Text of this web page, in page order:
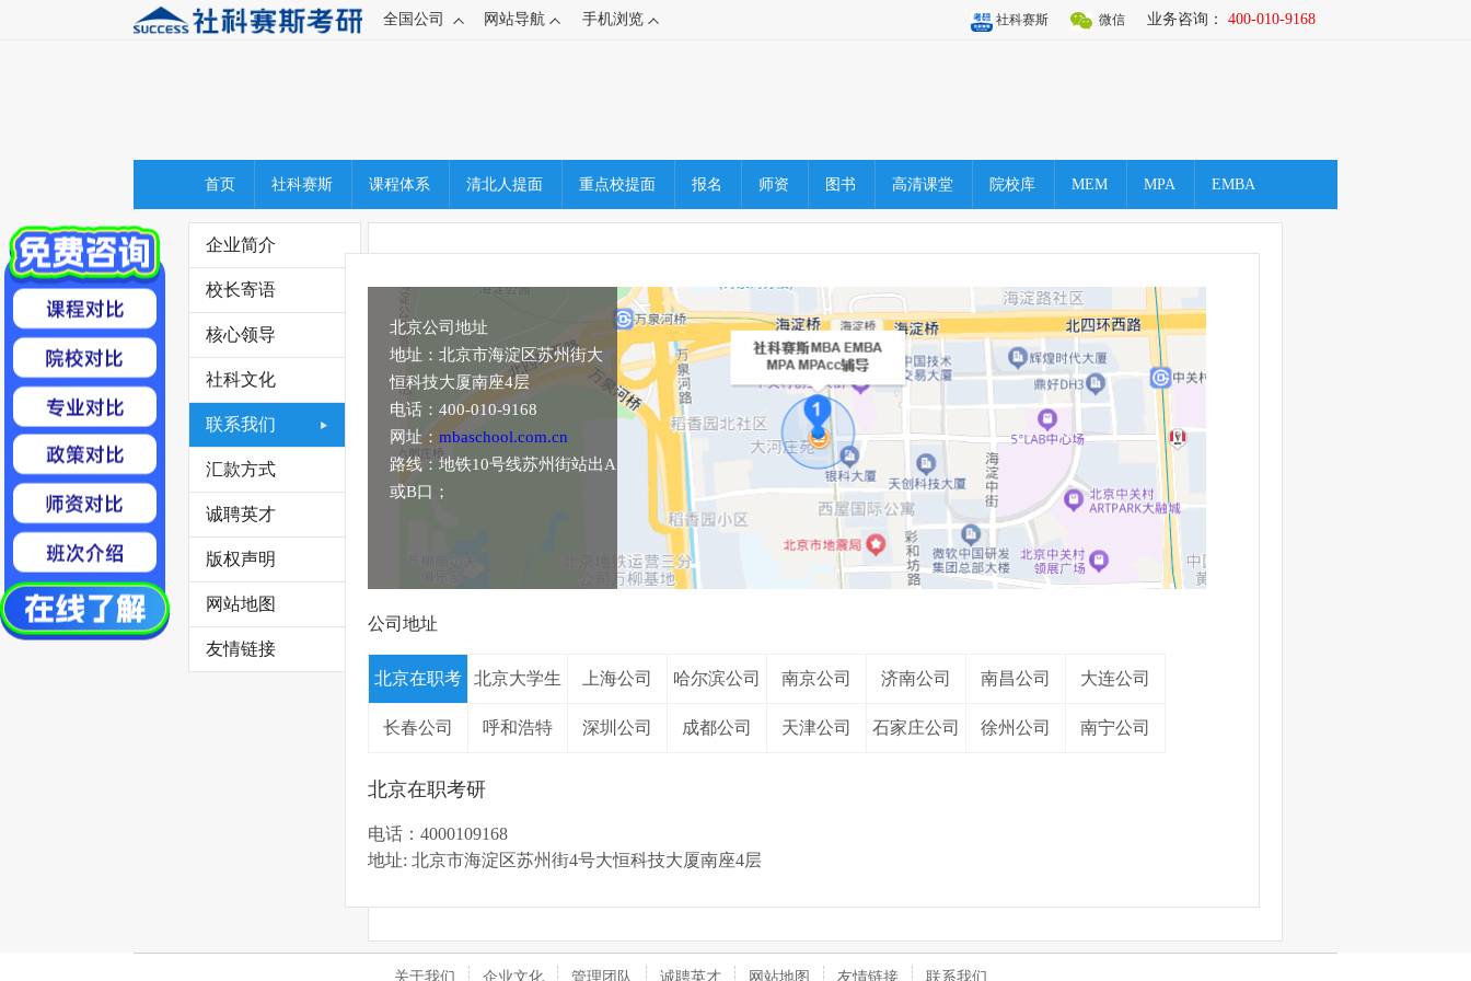
全国公司 网站导航 手机浏览 业务咨询： 400-010-9168
微信
社科赛斯
首页 社科赛斯 课程体系 清北人提面 重点校提面 报名 师资 图书 高清课堂 院校库 MEM MPA EMBA
企业简介
校长寄语
核心领导
社科文化
联系我们
汇款方式
诚聘英才
版权声明
网站地图
友情链接
北京公司地址
地址：北京市海淀区苏州街大
恒科技大厦南座4层
电话：400-010-9168
网址： mbaschool.com.cn
路线：地铁10号线苏州街站出A
或B口；
公司地址
北京在职考
研
北京大学生
考研
上海公司 哈尔滨公司 南京公司 济南公司 南昌公司 大连公司
长春公司 呼和浩特 深圳公司 成都公司 天津公司 石家庄公司 徐州公司 南宁公司
北京在职考研
电话：4000109168
地址: 北京市海淀区苏州街4号大恒科技大厦南座4层
关于我们 企业文化 管理团队 诚聘英才 网站地图 友情链接 联系我们